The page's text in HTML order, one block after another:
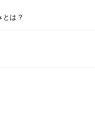
は？